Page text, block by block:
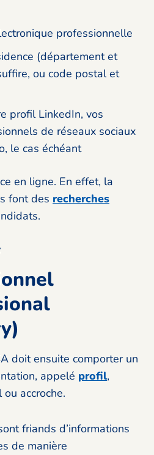
professionnelle
(département et
ou code postal et
profil LinkedIn, vos
de réseaux sociaux
le cas échéant
en ligne. En effet, la
font des recherches
doit ensuite comporter un
appelé profil,
accroche.
friands d’informations
de manière